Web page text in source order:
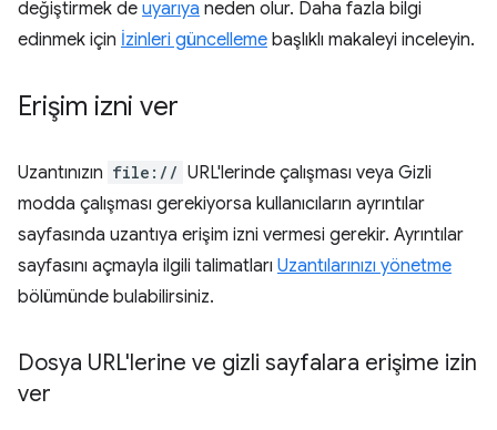
değiştirmek de uyarıya neden olur. Daha fazla bilgi
edinmek için İzinleri güncelleme başlıklı makaleyi inceleyin.
Erişim izni ver
Uzantınızın file:// URL'lerinde çalışması veya Gizli
modda çalışması gerekiyorsa kullanıcıların ayrıntılar
sayfasında uzantıya erişim izni vermesi gerekir. Ayrıntılar
sayfasını açmayla ilgili talimatları Uzantılarınızı yönetme
bölümünde bulabilirsiniz.
Dosya URL'lerine ve gizli sayfalara erişime izin
ver